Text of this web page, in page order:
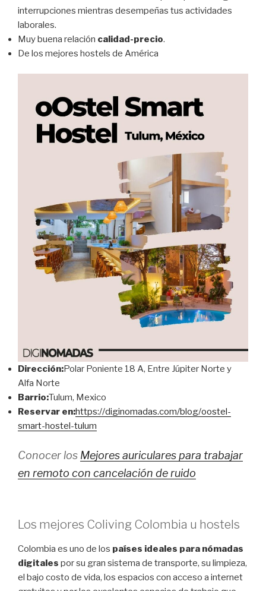
interrupciones mientras desempeñas tus actividades
laborales.
Muy buena relación calidad-precio.
De los mejores hostels de América
Dirección:Polar Poniente 18 A, Entre Júpiter Norte y
Alfa Norte
Barrio:Tulum, Mexico
Reservar en:https://diginomadas.com/blog/oostel-
smart-hostel-tulum
Conocer los Mejores auriculares para trabajar
en remoto con cancelación de ruido
Los mejores Coliving Colombia u hostels
Colombia es uno de los países ideales para nómadas
digitales por su gran sistema de transporte, su limpieza,
el bajo costo de vida, los espacios con acceso a internet